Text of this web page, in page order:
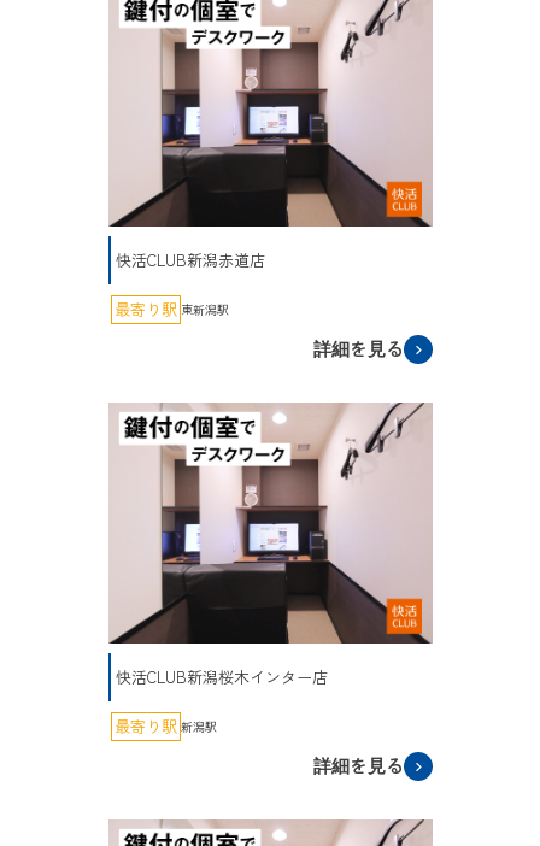
快活CLUB新潟赤道店
最寄り駅 東新潟駅
詳細を見る
快活CLUB新潟桜木インター店
最寄り駅 新潟駅
詳細を見る